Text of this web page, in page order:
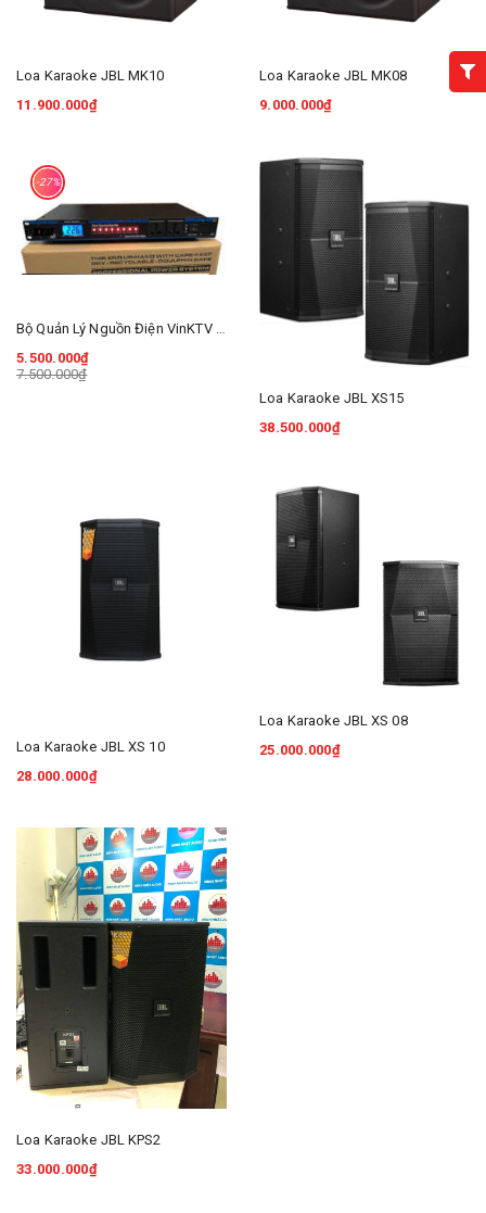
Loa Karaoke JBL MK10
11.900.000₫
Loa Karaoke JBL MK08
9.000.000₫
-27%
5.500.000₫
7.500.000₫
Loa Karaoke JBL XS15
38.500.000₫
Loa Karaoke JBL XS 10
28.000.000₫
Loa Karaoke JBL XS 08
25.000.000₫
Loa Karaoke JBL KPS2
33.000.000₫